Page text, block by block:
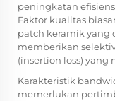
peningkatan
Faktor kualitas
patch keramik yang
memberikan
(insertion loss) yang
Karakteristik
memerlukan